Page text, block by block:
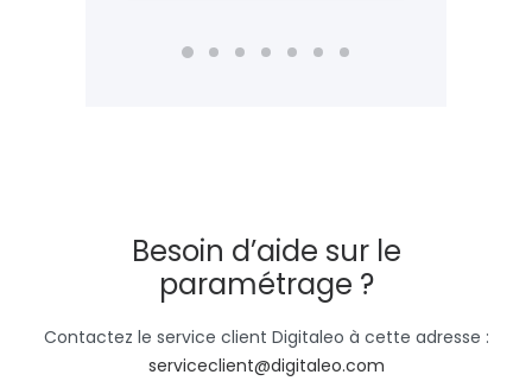
Besoin d’aide sur le
paramétrage ?
Contactez le service client Digitaleo à cette adresse :
serviceclient@digitaleo.com